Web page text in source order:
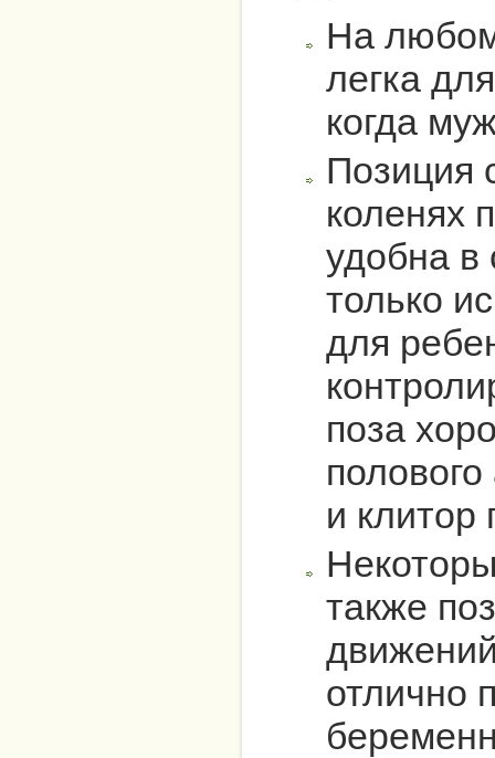
На
легка
когда
Позиция
коленях
удобна в
только
для
поза
и клитор
также
отлично